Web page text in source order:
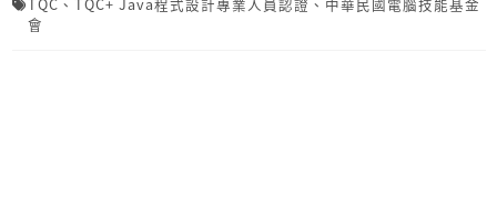
TQC 、 TQC+ Java程式設計專業人員認證 、 中華民國電腦技能基金
會